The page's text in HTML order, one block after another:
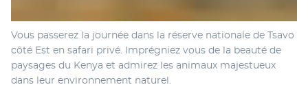
Vous passerez la journée dans la réserve nationale de Tsavo
côté Est en safari privé. Imprégniez vous de la beauté de
paysages du Kenya et admirez les animaux majestueux
dans leur environnement naturel.